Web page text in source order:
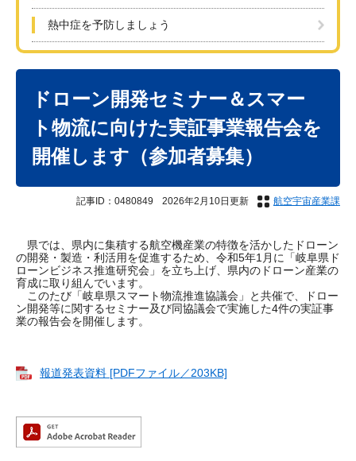
熱中症を予防しましょう
ドローン開発セミナー＆スマー
ト物流に向けた実証事業報告会を
開催します（参加者募集）
記事ID：0480849 2026年2月10日更新 航空宇宙産業課
県では、県内に集積する航空機産業の特徴を活かしたドローン
の開発・製造・利活用を促進するため、令和5年1月に「岐阜県ド
ローンビジネス推進研究会」を立ち上げ、県内のドローン産業の
育成に取り組んでいます。
このたび「岐阜県スマート物流推進協議会」と共催で、ドロー
ン開発等に関するセミナー及び同協議会で実施した4件の実証事
業の報告会を開催します。
報道発表資料 [PDFファイル／203KB]